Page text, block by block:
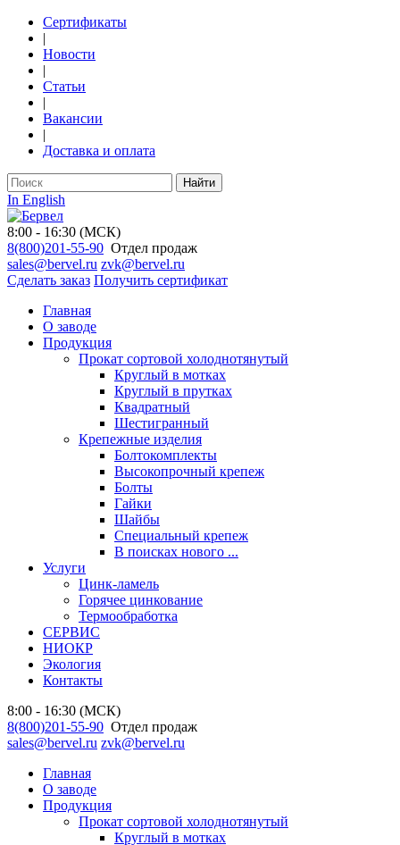
Сертификаты
|
Новости
|
Статьи
|
Вакансии
|
Доставка и оплата
Найти
In English
8:00 - 16:30 (МСК)
8(800)201-55-90 Отдел продаж
sales@bervel.ru zvk@bervel.ru
Сделать заказ Получить сертификат
Главная
О заводе
Продукция
Прокат сортовой холоднотянутый
Круглый в мотках
Круглый в прутках
Квадратный
Шестигранный
Крепежные изделия
Болтокомплекты
Высокопрочный крепеж
Болты
Гайки
Шайбы
Специальный крепеж
В поисках нового ...
Услуги
Цинк-ламель
Горячее цинкование
Термообработка
СЕРВИС
НИОКР
Экология
Контакты
8:00 - 16:30 (МСК)
8(800)201-55-90 Отдел продаж
sales@bervel.ru zvk@bervel.ru
Главная
О заводе
Продукция
Прокат сортовой холоднотянутый
Круглый в мотках